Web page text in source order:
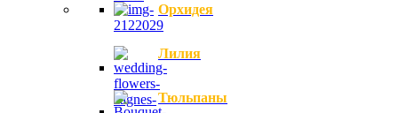
Орхидея
Лилия
Тюльпаны